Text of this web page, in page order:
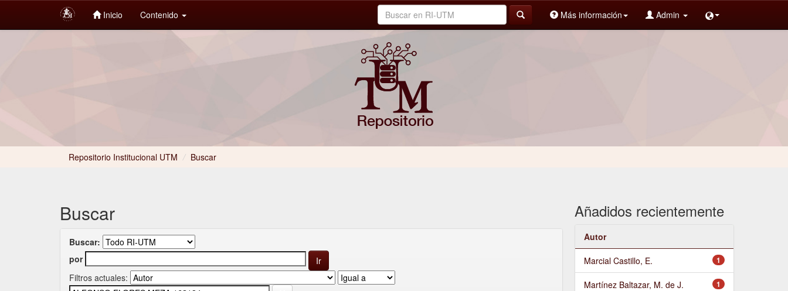
Inicio Contenido Más información Admin
Repositorio Institucional UTM / Buscar
Buscar
Buscar:
por
Filtros actuales:
Añadidos recientemente
Autor
1
Marcial Castillo, E.
1
Martínez Baltazar, M. de J.